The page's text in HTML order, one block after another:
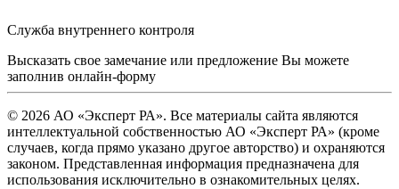
Служба внутреннего контроля
Высказать свое замечание или предложение Вы можете
заполнив онлайн-форму
© 2026 АО «Эксперт РА». Все материалы сайта являются
интеллектуальной собственностью АО «Эксперт РА» (кроме
случаев, когда прямо указано другое авторство) и охраняются
законом. Представленная информация предназначена для
использования исключительно в ознакомительных целях.